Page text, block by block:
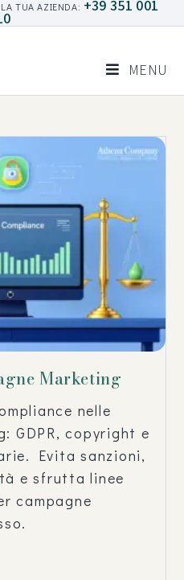
TUA AZIENDA: +39 351 001
MENU
Marketing
nelle
GDPR, copyright e
Evita sanzioni,
e sfrutta linee
campagne